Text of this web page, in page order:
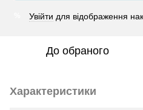
Увійти для відображення
До обраного
Характеристики